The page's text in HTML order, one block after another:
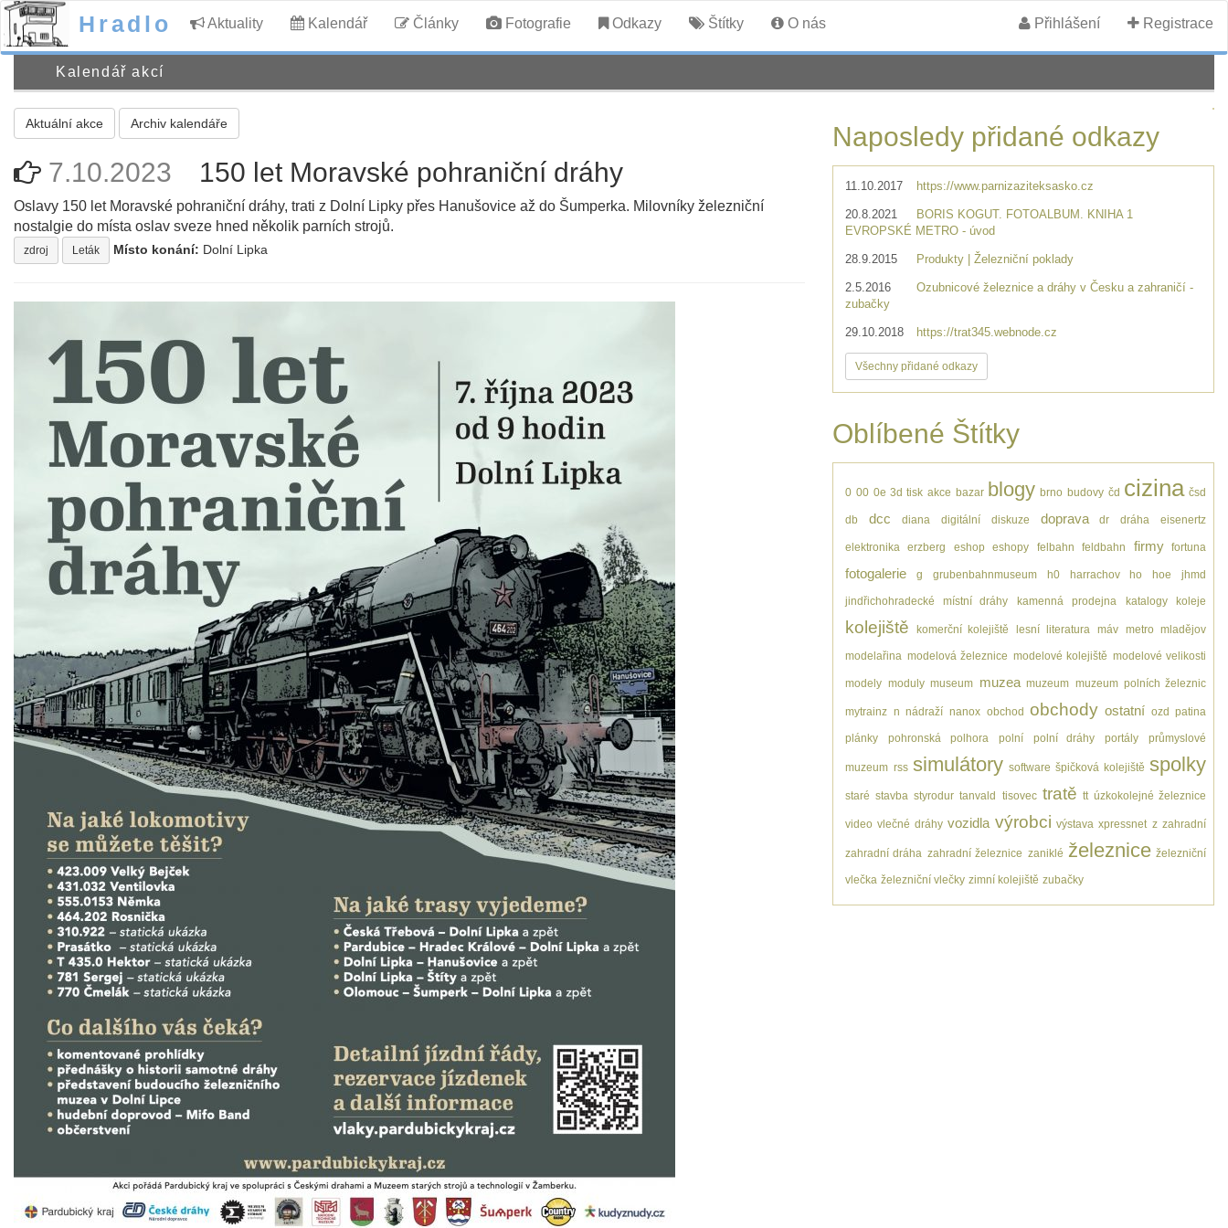
Hradlo Aktuality Kalendář Články Fotografie Odkazy Štítky O nás Přihlášení Registrace
Kalendář akcí
Aktuální akce Archiv kalendáře
7.10.2023 150 let Moravské pohraniční dráhy
Oslavy 150 let Moravské pohraniční dráhy, trati z Dolní Lipky přes Hanušovice až do Šumperka. Milovníky železniční
nostalgie do místa oslav sveze hned několik parních strojů.
zdroj Leták Místo konání: Dolní Lipka
Naposledy přidané odkazy
11.10.2017 https://www.parnizaziteksasko.cz
20.8.2021
BORIS KOGUT. FOTOALBUM. KNIHA 1
EVROPSKÉ METRO - úvod
28.9.2015 Produkty | Železniční poklady
2.5.2016
Ozubnicové železnice a dráhy v Česku a zahraničí -
zubačky
29.10.2018 https://trat345.webnode.cz
Všechny přidané odkazy
Oblíbené Štítky
0 00 0e 3d tisk akce bazar blogy brno budovy čd cizina čsd
db dcc diana digitální diskuze doprava dr dráha eisenertz
elektronika erzberg eshop eshopy felbahn feldbahn firmy fortuna
fotogalerie g grubenbahnmuseum h0 harrachov ho hoe jhmd
jindřichohradecké místní dráhy kamenná prodejna katalogy koleje
kolejiště komerční kolejiště lesní literatura máv metro mladějov
modelařina modelová železnice modelové kolejiště modelové velikosti
modely moduly museum muzea muzeum muzeum polních železnic
mytrainz n nádraží nanox obchod obchody ostatní ozd patina
plánky pohronská polhora polní polní dráhy portály průmyslové
muzeum rss simulátory software špičková kolejiště spolky
staré stavba styrodur tanvald tisovec tratě tt úzkokolejné železnice
video vlečné dráhy vozidla výrobci výstava xpressnet z zahradní
zahradní dráha zahradní železnice zaniklé železnice železniční
vlečka železniční vlečky zimní kolejiště zubačky